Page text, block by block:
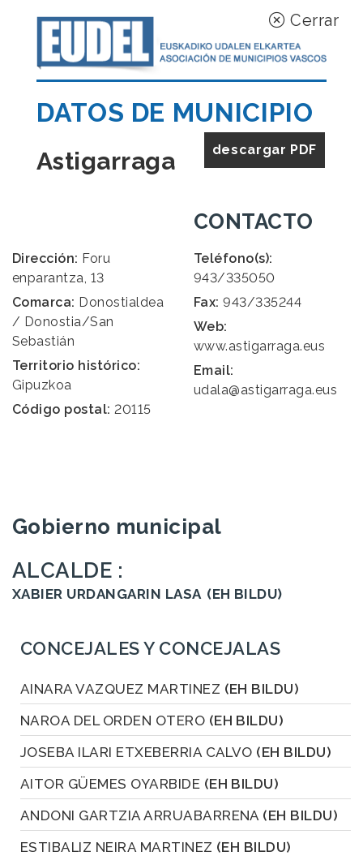
Cerrar
DATOS DE MUNICIPIO
descargar PDF
Astigarraga
Dirección: Foru
enparantza, 13
Comarca: Donostialdea
/ Donostia/San
Sebastián
Territorio histórico:
Gipuzkoa
Código postal: 20115
CONTACTO
Teléfono(s):
943/335050
Fax: 943/335244
Web:
www.astigarraga.eus
Email:
udala@astigarraga.eus
Gobierno municipal
ALCALDE :
XABIER URDANGARIN LASA (EH BILDU)
CONCEJALES Y CONCEJALAS
AINARA VAZQUEZ MARTINEZ (EH BILDU)
NAROA DEL ORDEN OTERO (EH BILDU)
JOSEBA ILARI ETXEBERRIA CALVO (EH BILDU)
AITOR GÜEMES OYARBIDE (EH BILDU)
ANDONI GARTZIA ARRUABARRENA (EH BILDU)
ESTIBALIZ NEIRA MARTINEZ (EH BILDU)